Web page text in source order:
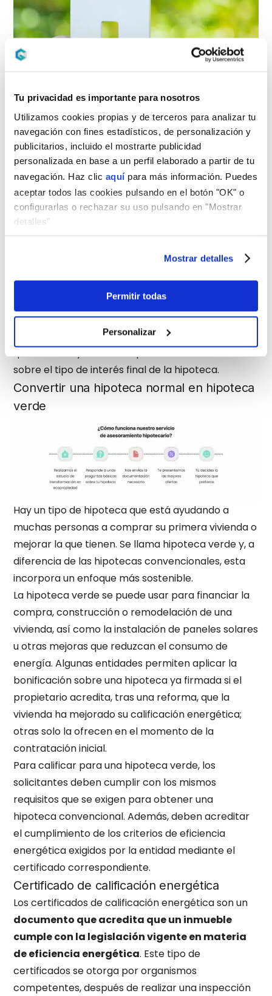
Tu privacidad es importante para nosotros
Utilizamos cookies propias y de terceros para analizar tu
navegación con fines estadísticos, de personalización y
publicitarios, incluido el mostrarte publicidad
personalizada en base a un perfil elaborado a partir de tu
navegación. Haz clic aquípara más información. Puedes
aceptar todos las cookies pulsando en el botón "OK" o
configurarlas o rechazar su uso pulsando en "Mostrar
detalles"
Mostrar detalles
Permitir todas
Personalizar
Consigue tu hipoteca verde
Solicitud de hipoteca verde
Para solicitar una hipoteca verde en España no es
necesario acudir a un producto de financiación
distinto al habitual. El proceso es el mismo que el
de una hipoteca convencional: se presenta la
bonificación correspondiente.
No todas las entidades ofrecen este tipo de
bonificación, por lo que conviene comparar las
condiciones de varios bancos antes de firmar. Las
sobre el tipo de interés final de la hipoteca.
Convertir una hipoteca normal en hipoteca
verde
Hay un tipo de hipoteca que está ayudando a
muchas personas a comprar su primera vivienda o
mejorar la que tienen. Se llama hipoteca verde y, a
diferencia de las hipotecas convencionales, esta
incorpora un enfoque más sostenible.
La hipoteca verde se puede usar para financiar la
compra, construcción o remodelación de una
vivienda, así como la instalación de paneles solares
u otras mejoras que reduzcan el consumo de
energía. Algunas entidades permiten aplicar la
bonificación sobre una hipoteca ya firmada si el
propietario acredita, tras una reforma, que la
vivienda ha mejorado su calificación energética;
otras solo la ofrecen en el momento de la
contratación inicial.
Para calificar para una hipoteca verde, los
solicitantes deben cumplir con los mismos
requisitos que se exigen para obtener una
hipoteca convencional. Además, deben acreditar
el cumplimiento de los criterios de eficiencia
energética exigidos por la entidad mediante el
certificado correspondiente.
Certificado de calificación energética
Los certificados de calificación energética son un
documento que acredita que un inmueble
cumple con la legislación vigente en materia
de eficiencia energética. Este tipo de
certificados se otorga por organismos
competentes, después de realizar una inspección